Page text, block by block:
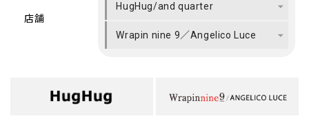
店舗
HugHug/and quarter
Wrapin nine 9／Angelico Luce